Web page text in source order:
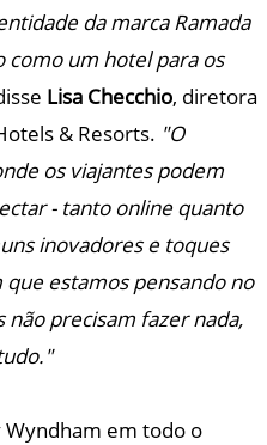
da marca Ramada
como um hotel para os
Lisa Checchio, diretora
& Resorts. "O
os viajantes podem
- tanto online quanto
inovadores e toques
estamos pensando no
não precisam fazer nada,
Wyndham em todo o